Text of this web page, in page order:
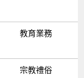
教育業務
宗教禮俗